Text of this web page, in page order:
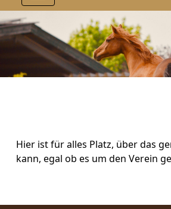
Hier ist für alles Platz, über das
kann, egal ob es um den Verein